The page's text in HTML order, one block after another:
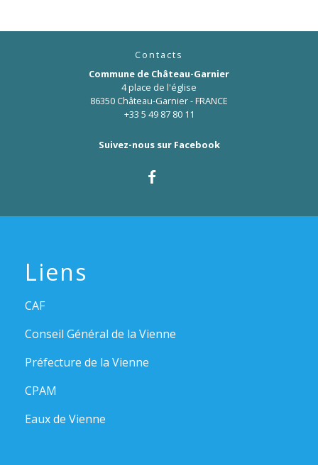
Contacts
Commune de Château-Garnier
4 place de l'église
86350 Château-Garnier - FRANCE
+33 5 49 87 80 11
Suivez-nous sur Facebook
Liens
CAF
Conseil Général de la Vienne
Préfecture de la Vienne
CPAM
Eaux de Vienne